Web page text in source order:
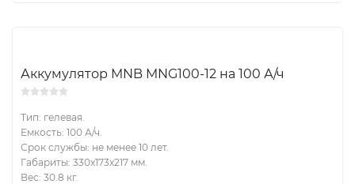
Аккумулятор MNB MNG100-12 на 100 А/ч
Тип: гелевая.
Емкость: 100 А/ч.
Срок службы: не менее 10 лет.
Габариты: 330x173x217 мм.
Вес: 30.8 кг.